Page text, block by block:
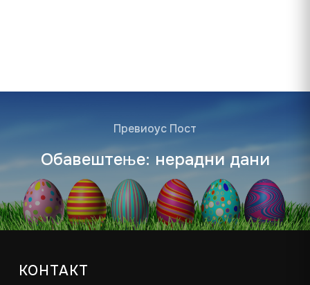
Превиоус Пост
Обавештење: нерадни дани
КОНТАКТ